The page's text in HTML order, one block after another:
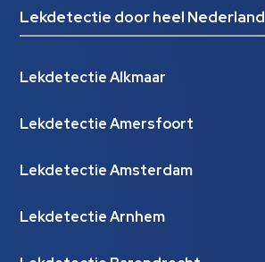
Lekdetectie door heel Nederland
Lekdetectie Alkmaar
Lekdetectie Amersfoort
Lekdetectie Amsterdam
Lekdetectie Arnhem